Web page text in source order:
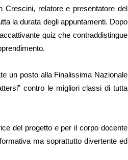
Crescini, relatore e presentatore del
la durata degli appuntamenti. Dopo
quiz che contraddistingue
un posto alla Finalissima Nazionale
contro le migliori classi di tutta
del progetto e per il corpo docente
ma soprattutto divertente ed